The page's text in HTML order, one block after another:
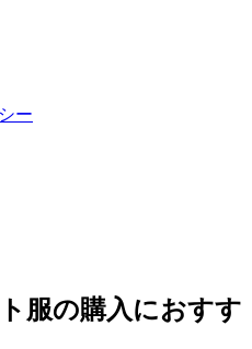
ー
服の購入におすす